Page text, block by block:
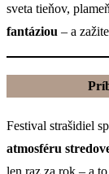
sveta tieňov,
fantáziou – a
Festival strašidiel
atmosféru